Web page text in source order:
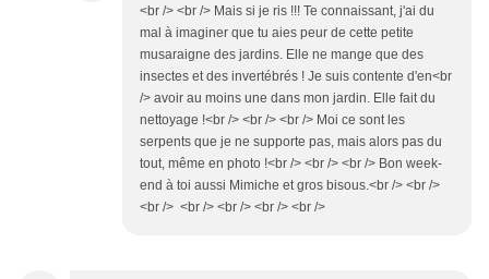
<br /> <br /> Mais si je ris !!! Te connaissant, j'ai du
mal à imaginer que tu aies peur de cette petite
musaraigne des jardins. Elle ne mange que des
insectes et des invertébrés ! Je suis contente d'en<br
/> avoir au moins une dans mon jardin. Elle fait du
nettoyage !<br /> <br /> <br /> Moi ce sont les
serpents que je ne supporte pas, mais alors pas du
tout, même en photo !<br /> <br /> <br /> Bon week-
end à toi aussi Mimiche et gros bisous.<br /> <br />
<br /> <br /> <br /> <br /> <br />